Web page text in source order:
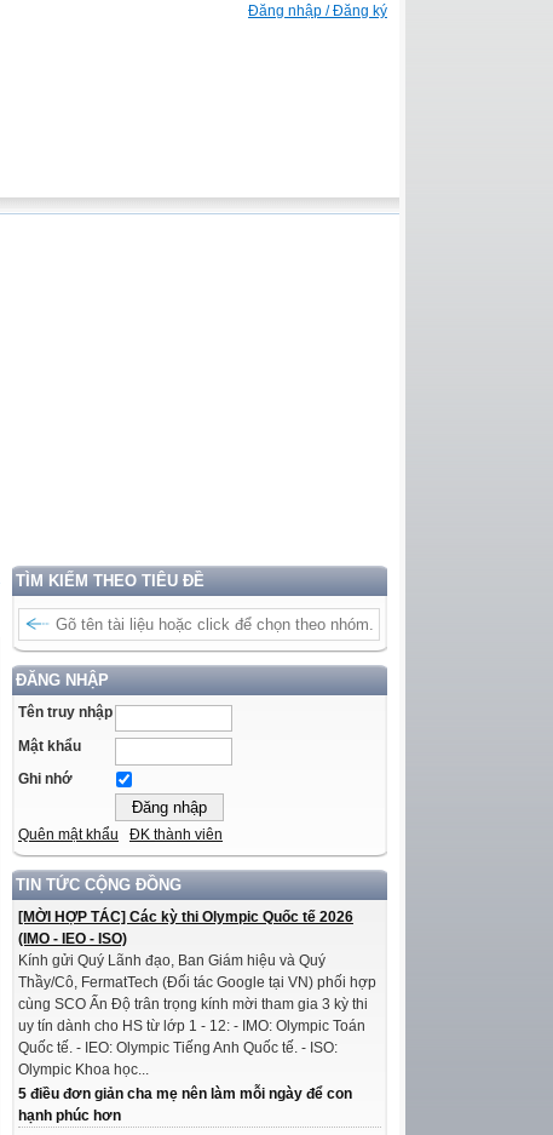
Đăng nhập / Đăng ký
TÌM KIẾM THEO TIÊU ĐỀ
ĐĂNG NHẬP
Tên truy nhập
Mật khẩu
Ghi nhớ
Quên mật khẩu ĐK thành viên
TIN TỨC CỘNG ĐỒNG
[MỜI HỢP TÁC] Các kỳ thi Olympic Quốc tế 2026
(IMO - IEO - ISO)
Kính gửi Quý Lãnh đạo, Ban Giám hiệu và Quý
Thầy/Cô, FermatTech (Đối tác Google tại VN) phối hợp
cùng SCO Ấn Độ trân trọng kính mời tham gia 3 kỳ thi
uy tín dành cho HS từ lớp 1 - 12: - IMO: Olympic Toán
Quốc tế. - IEO: Olympic Tiếng Anh Quốc tế. - ISO:
Olympic Khoa học...
5 điều đơn giản cha mẹ nên làm mỗi ngày để con
hạnh phúc hơn